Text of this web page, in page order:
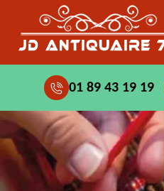
01 89 43 19 19